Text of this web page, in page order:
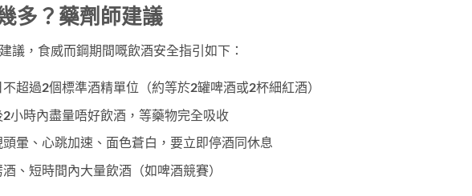
多？藥劑師建議
議，食威而鋼期間嘅飲酒安全指引如下：
超過2個標準酒精單位（約等於2罐啤酒或2杯細紅酒）
2小時內盡量唔好飲酒，等藥物完全吸收
暈、心跳加速、面色蒼白，要立即停酒同休息
、短時間內大量飲酒（如啤酒競賽）